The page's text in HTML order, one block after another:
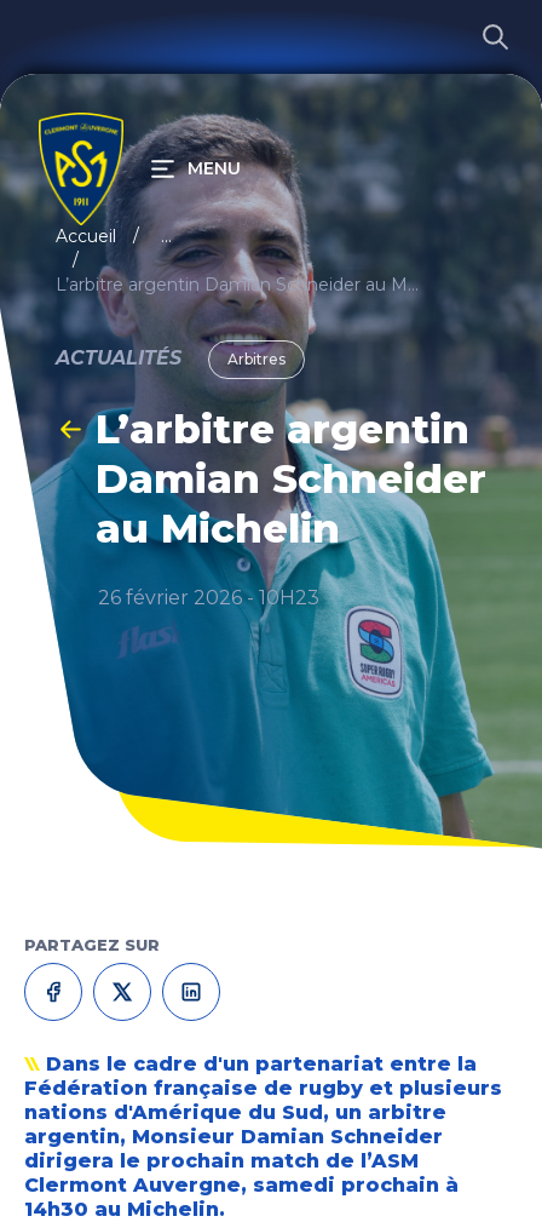
RECHERCHER
MENU
Accueil ...
L’arbitre argentin Damian Schneider au Michelin
ACTUALITÉS Arbitres
L’arbitre argentin
Damian Schneider
au Michelin
26 février 2026 - 10H23
PARTAGEZ SUR
Dans le cadre d'un partenariat entre la
Fédération française de rugby et plusieurs
nations d'Amérique du Sud, un arbitre
argentin, Monsieur Damian Schneider
dirigera le prochain match de l’ASM
Clermont Auvergne, samedi prochain à
14h30 au Michelin.